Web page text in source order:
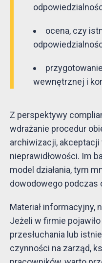
ocena, czy
wewnętrznej i
Z perspektywy
wdrażanie procedur
archiwizacji, akceptacji
nieprawidłowości. Im
model działania, tym
dowodowego podczas
Materiał informacyjny,
Jeżeli w firmie
przesłuchania lub
czynności na zarząd,